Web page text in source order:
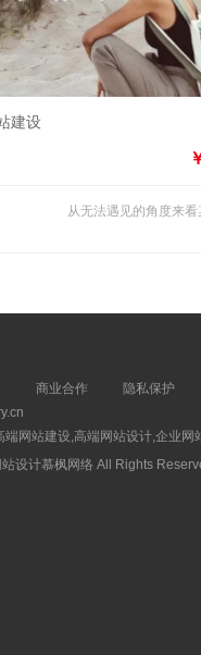
预览
建设
从无法遇见的角度来看
商业合作 隐私保护
网站建设,高端网站设计,企业网
设计慕枫网络 All Rights